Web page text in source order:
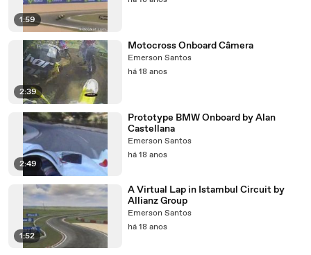
1:59
2:39
Motocross Onboard Câmera
Emerson Santos
há 18 anos
2:49
Prototype BMW Onboard by Alan
Castellana
Emerson Santos
há 18 anos
1:52
A Virtual Lap in Istambul Circuit by
Allianz Group
Emerson Santos
há 18 anos